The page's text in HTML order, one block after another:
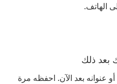
الهاتف.
بعد ذلك
عنوانه بعد الآن. احفظه مرة